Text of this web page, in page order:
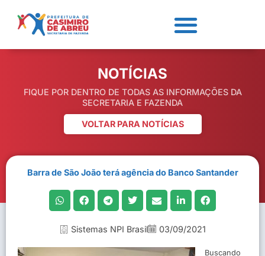
NOTÍCIAS
FIQUE POR DENTRO DE TODAS AS INFORMAÇÕES DA
SECRETARIA E FAZENDA
VOLTAR PARA NOTÍCIAS
Barra de São João terá agência do Banco Santander
Sistemas NPI Brasil 03/09/2021
Buscando